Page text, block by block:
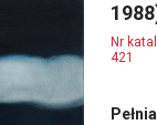
Nr
421